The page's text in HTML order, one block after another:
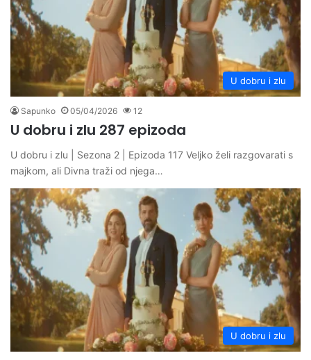
U dobru i zlu
Sapunko 05/04/2026 12
U dobru i zlu 287 epizoda
U dobru i zlu | Sezona 2 | Epizoda 117 Veljko želi razgovarati s
majkom, ali Divna traži od njega…
U dobru i zlu